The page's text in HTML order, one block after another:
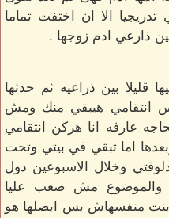
الا ان اختفت تماما
ذارعي ادم زوجها .
قليلا بين ذراعيه ثم حدثها
بس انتقامي هيبقي منك ومش
عارفه انا هركن انتقامي
اما تبقي في بيتي وتحت
وخلال الاسبوعين دول
والموضوع مش صعب عليا
منفسهاش بس ابصلها هو